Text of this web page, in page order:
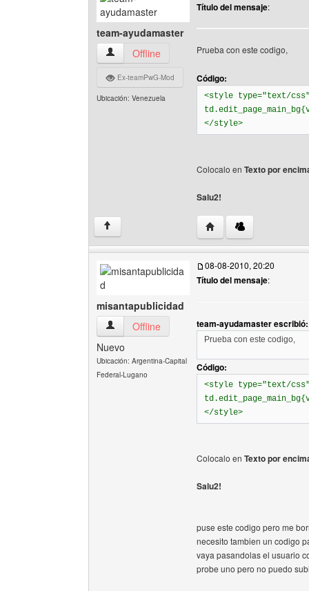
team-ayudamaster
team-ayudamaster Ver perfil del usuario
Offline
Ex-teamPwG-Mod
Ubicación: Venezuela
Título del mensaje:
Prueba con este codigo,
Código:
<style type="text/
</style>
Colocalo en Texto por
Salu2!
↑ Visitar sitio web del
misantapublicidad
misantapublicidad Ver perfil del usuario
Offline
Nuevo
Ubicación: Argentina-Capital
Federal-Lugano
08-08-2010, 20:20
Título del mensaje:
team-ayudamaster escribió:
Prueba con este codigo,
Código:
<style type="text/
</style>
Colocalo en Texto por
Salu2!
puse este codigo pero me
necesito tambien un codigo
vaya pasandolas el usuario
probe uno pero no puedo